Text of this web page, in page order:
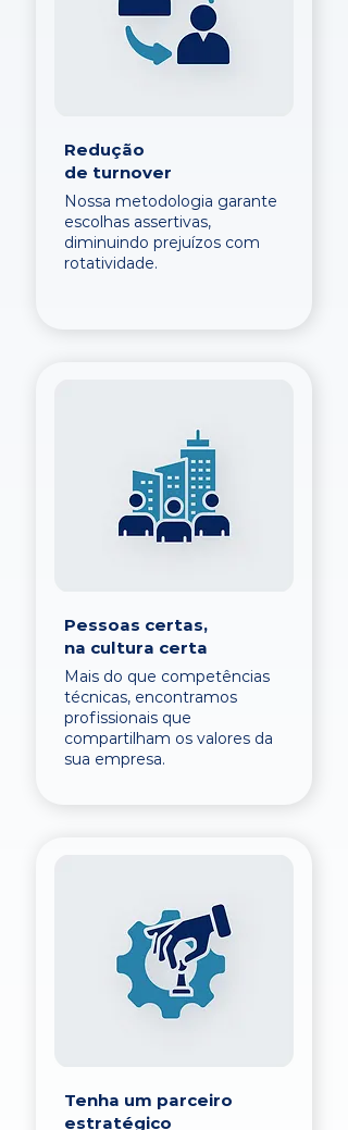
Redução
de turnover
Nossa metodologia garante
escolhas assertivas,
diminuindo prejuízos com
rotatividade.
Pessoas certas,
na cultura certa
Mais do que competências
técnicas, encontramos
profissionais que
compartilham os valores da
sua empresa.
Tenha um parceiro
estratégico